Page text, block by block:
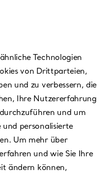
State
Technologien
von Drittparteien,
und zu verbessern, die
Ihre Nutzererfahrung
und um
personalisierte
Um mehr über
und wie Sie Ihre
ändern können,